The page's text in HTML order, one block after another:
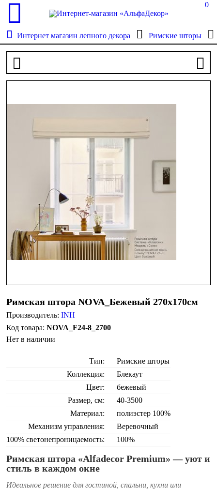
0
Интернет магазин лепного декора Римские шторы
Римская штора NOVA_Бежевый 270х170см
Производитель:INH
NOVA_F24-8_2700
Нет в наличии
Тип:
Римские шторы
Коллекция:
Блекаут
Цвет:
бежевый
Размер, см:
40-3500
Материал:
полиэстер 100%
Механизм управления:
Веревочный
100% светонепроницаемость:
100%
Римская штора «Alfadecor Premium» — уют и
стиль в каждом окне
Идеальное решение для гостиной, спальни, кухни или